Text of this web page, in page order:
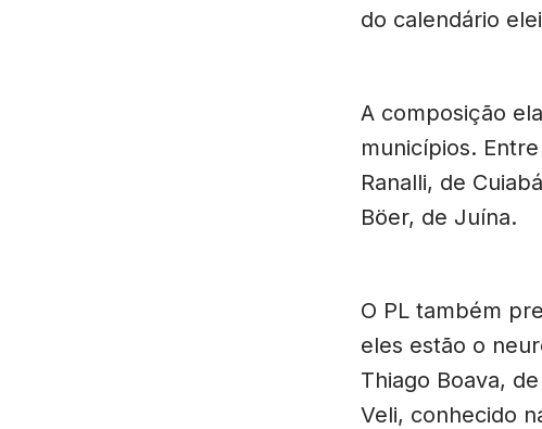
do calendário
A composição
municípios.
Ranalli, de
Böer, de Juína.
O PL também
eles estão o
Thiago Boava,
Veli, conhecido